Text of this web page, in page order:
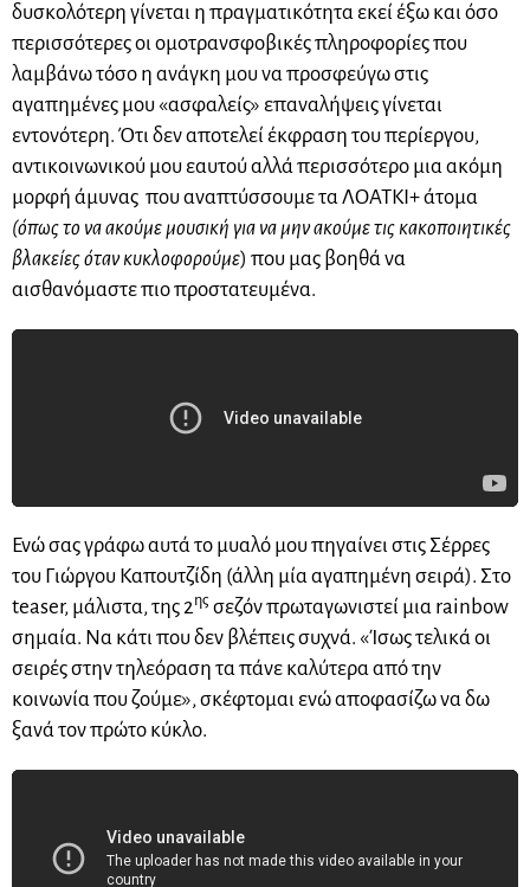
δυσκολότερη γίνεται η πραγματικότητα εκεί έξω και όσο
περισσότερες οι ομοτρανσφοβικές πληροφορίες που
λαμβάνω τόσο η ανάγκη μου να προσφεύγω στις
αγαπημένες μου «ασφαλείς» επαναλήψεις γίνεται
εντονότερη. Ότι δεν αποτελεί έκφραση του περίεργου,
αντικοινωνικού μου εαυτού αλλά περισσότερο μια ακόμη
μορφή άμυνας που αναπτύσσουμε τα ΛΟΑΤΚΙ+ άτομα
(όπως το να ακούμε μουσική για να μην ακούμε τις κακοποιητικές
βλακείες όταν κυκλοφορούμε) που μας βοηθά να
αισθανόμαστε πιο προστατευμένα.
Ενώ σας γράφω αυτά το μυαλό μου πηγαίνει στις Σέρρες
του Γιώργου Καπουτζίδη (άλλη μία αγαπημένη σειρά). Στο
teaser, μάλιστα, της 2ης σεζόν πρωταγωνιστεί μια rainbow
σημαία. Να κάτι που δεν βλέπεις συχνά. «Ίσως τελικά οι
σειρές στην τηλεόραση τα πάνε καλύτερα από την
κοινωνία που ζούμε», σκέφτομαι ενώ αποφασίζω να δω
ξανά τον πρώτο κύκλο.